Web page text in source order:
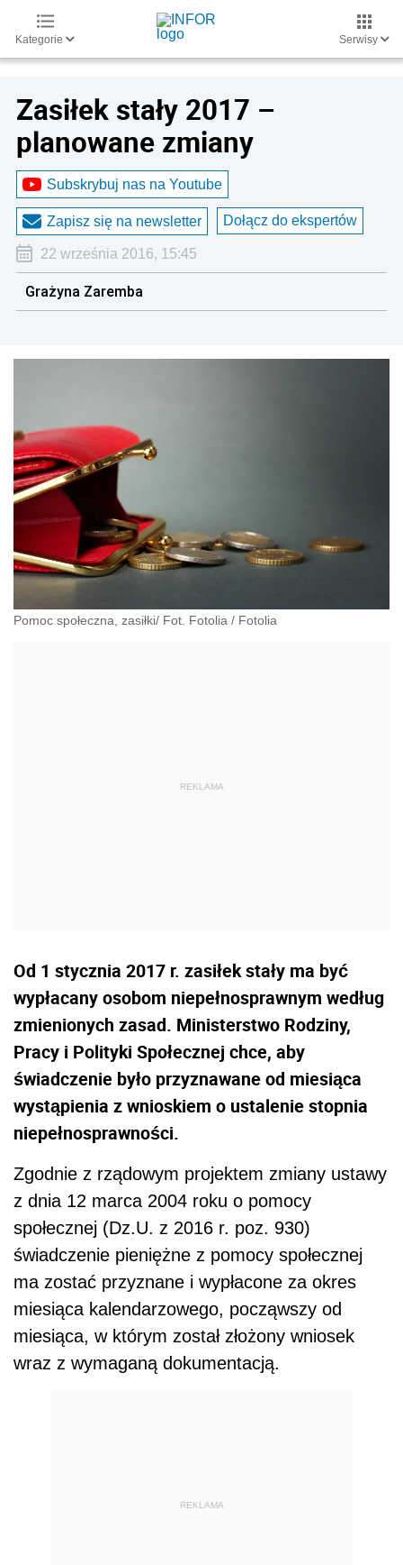
Kategorie Serwisy
Zasiłek stały 2017 –
planowane zmiany
Subskrybuj nas na Youtube
Zapisz się na newsletter Dołącz do ekspertów
22 września 2016, 15:45
Grażyna Zaremba
Pomoc społeczna, zasiłki/ Fot. Fotolia / Fotolia
Od 1 stycznia 2017 r. zasiłek stały ma być
wypłacany osobom niepełnosprawnym według
zmienionych zasad. Ministerstwo Rodziny,
Pracy i Polityki Społecznej chce, aby
świadczenie było przyznawane od miesiąca
wystąpienia z wnioskiem o ustalenie stopnia
niepełnosprawności.
Zgodnie z rządowym projektem zmiany ustawy
z dnia 12 marca 2004 roku o pomocy
społecznej (Dz.U. z 2016 r. poz. 930)
świadczenie pieniężne z pomocy społecznej
ma zostać przyznane i wypłacone za okres
miesiąca kalendarzowego, począwszy od
miesiąca, w którym został złożony wniosek
wraz z wymaganą dokumentacją.
REKLAMA